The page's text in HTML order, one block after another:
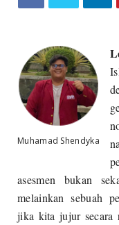
Muhamad Shendyka
asesmen bukan
melainkan sebuah
jika kita jujur secara